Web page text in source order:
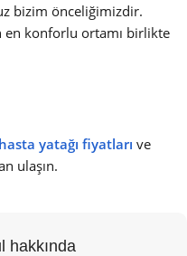
bizim önceliğimizdir.
en konforlu ortamı birlikte
hasta yatağı fiyatları ve
ulaşın.
hakkında